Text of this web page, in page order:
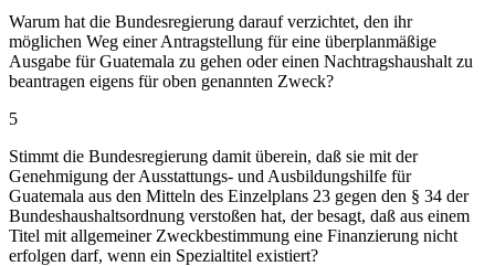
Warum hat die Bundesregierung darauf verzichtet, den ihr
möglichen Weg einer Antragstellung für eine überplanmäßige
Ausgabe für Guatemala zu gehen oder einen Nachtragshaushalt zu
beantragen eigens für oben genannten Zweck?
5
Stimmt die Bundesregierung damit überein, daß sie mit der
Genehmigung der Ausstattungs- und Ausbildungshilfe für
Guatemala aus den Mitteln des Einzelplans 23 gegen den § 34 der
Bundeshaushaltsordnung verstoßen hat, der besagt, daß aus einem
Titel mit allgemeiner Zweckbestimmung eine Finanzierung nicht
erfolgen darf, wenn ein Spezialtitel existiert?